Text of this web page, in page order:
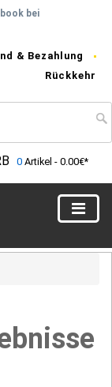
bei
& Bezahlung
Rückkehr
0 Artikel - 0.00€*